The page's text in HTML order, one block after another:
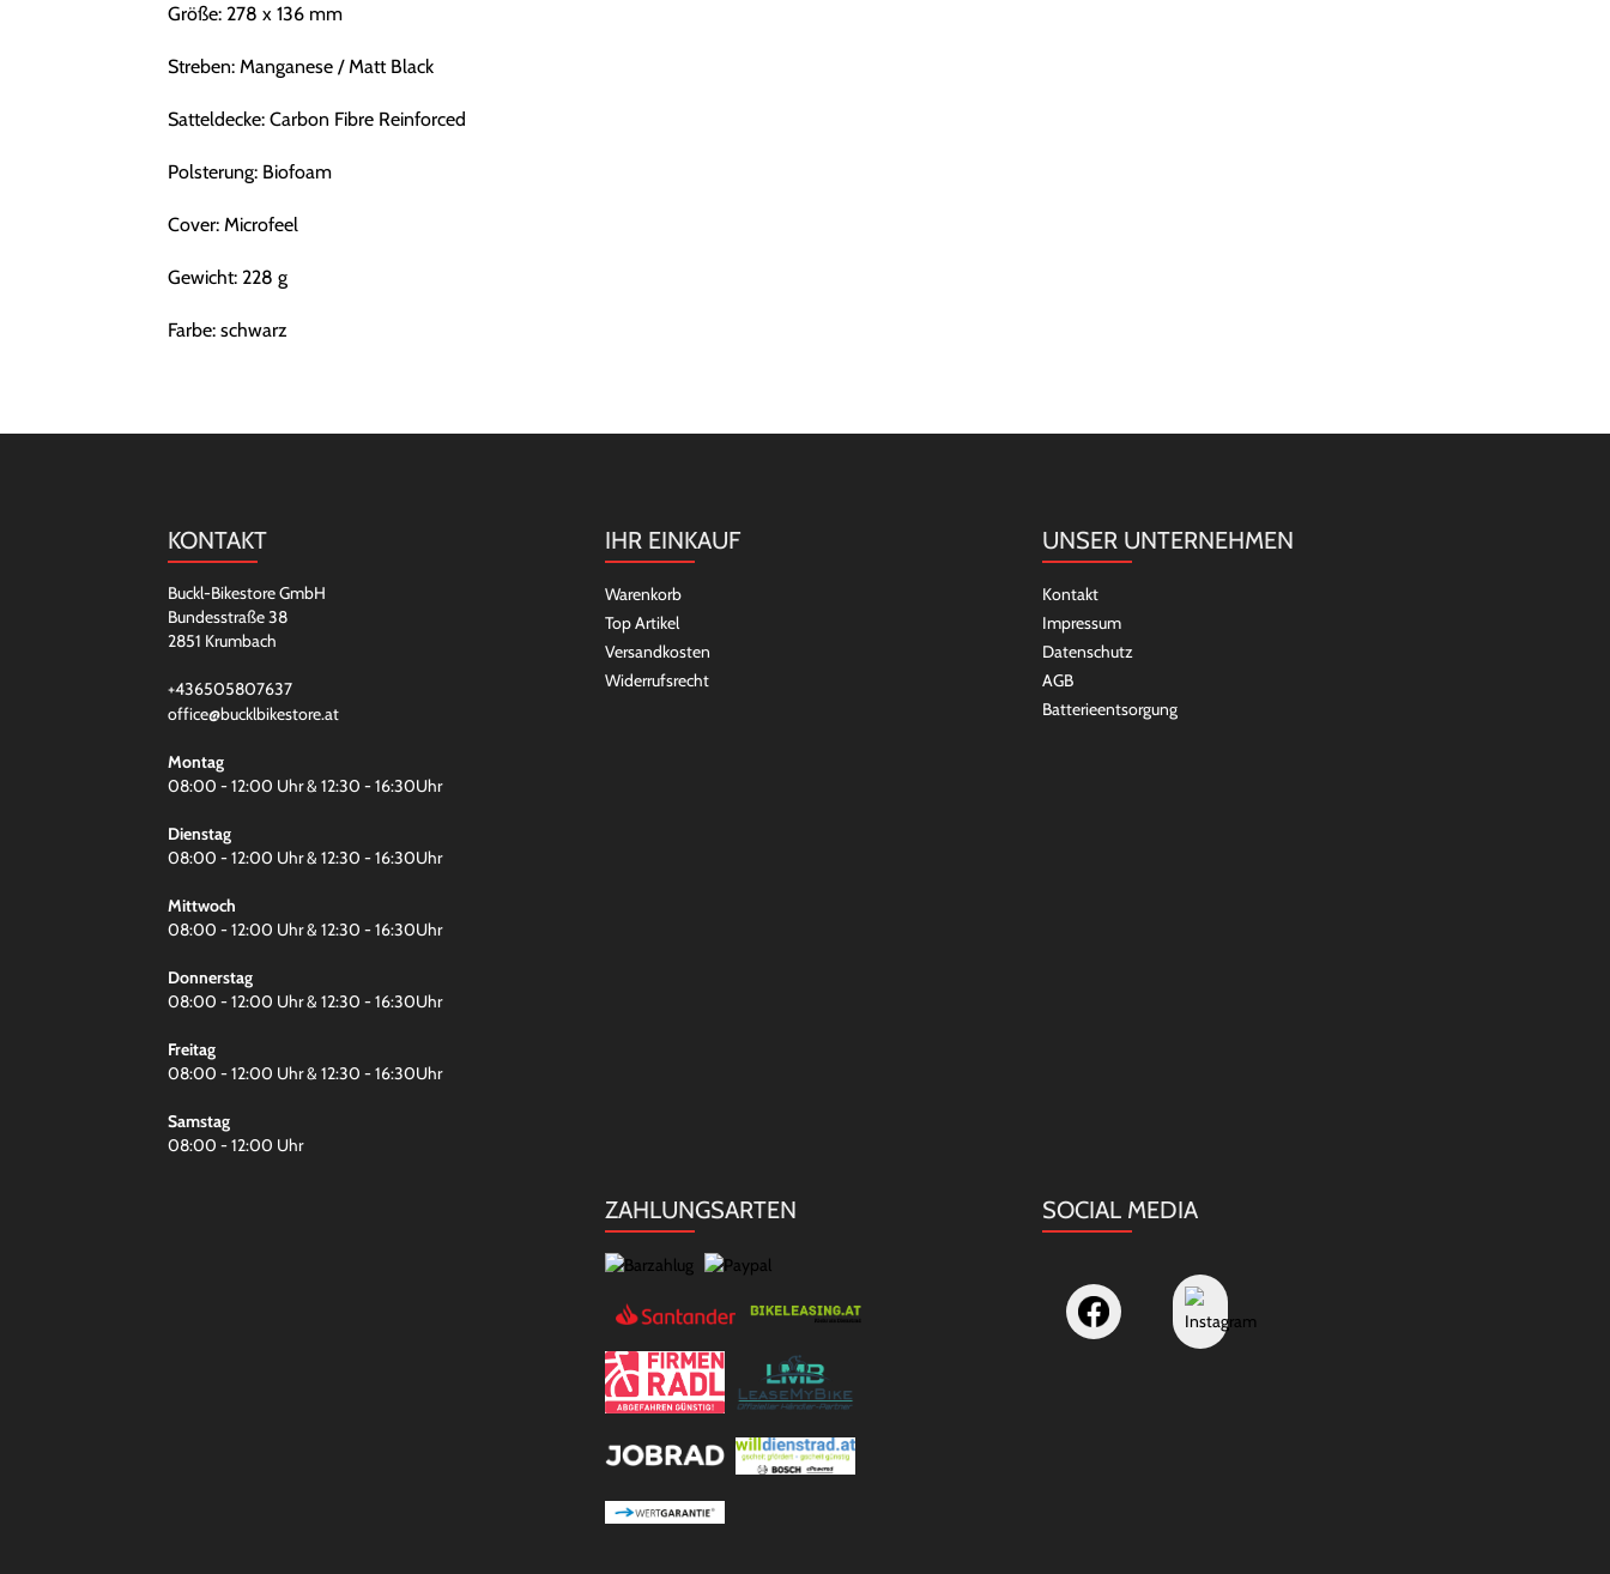
Größe: 278 x 136 mm
Streben: Manganese / Matt Black
Satteldecke: Carbon Fibre Reinforced
Polsterung: Biofoam
Cover: Microfeel
Gewicht: 228 g
Farbe: schwarz
KONTAKT
Buckl-Bikestore GmbH
Bundesstraße 38
2851 Krumbach
+436505807637
office@bucklbikestore.at
Montag
08:00 - 12:00 Uhr & 12:30 - 16:30Uhr
Dienstag
08:00 - 12:00 Uhr & 12:30 - 16:30Uhr
Mittwoch
08:00 - 12:00 Uhr & 12:30 - 16:30Uhr
Donnerstag
08:00 - 12:00 Uhr & 12:30 - 16:30Uhr
Freitag
08:00 - 12:00 Uhr & 12:30 - 16:30Uhr
Samstag
08:00 - 12:00 Uhr
IHR EINKAUF
Warenkorb
Top Artikel
Versandkosten
Widerrufsrecht
UNSER UNTERNEHMEN
Kontakt
Impressum
Datenschutz
AGB
Batterieentsorgung
ZAHLUNGSARTEN SOCIAL MEDIA